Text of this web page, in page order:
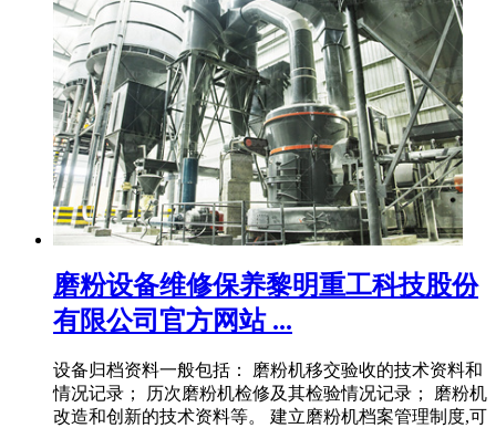
磨粉设备维修保养黎明重工科技股份
有限公司官方网站 ...
设备归档资料一般包括： 磨粉机移交验收的技术资料和
情况记录； 历次磨粉机检修及其检验情况记录； 磨粉机
改造和创新的技术资料等。 建立磨粉机档案管理制度,可